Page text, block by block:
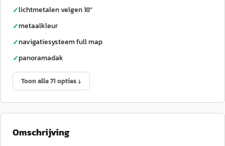
✓lichtmetalen velgen 18"
✓metaalkleur
✓navigatiesysteem full map
✓panoramadak
Toon alle 71 opties ↓
Omschrijving